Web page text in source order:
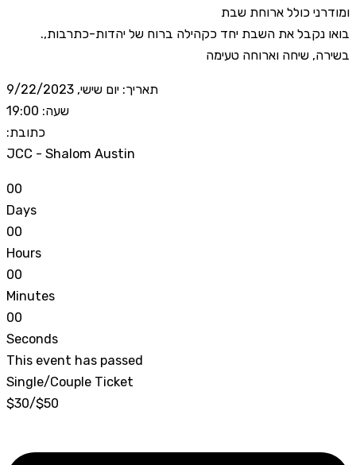
ומודרני כולל ארוחת שבת
.בואו נקבל את השבת יחד כקהילה ברוח של יהדות-כתרבות,
בשירה, שיחה וארוחה טעימה
תאריך: יום שישי, 9/22/2023
שעה: 19:00
:כתובת
JCC - Shalom Austin
00
Days
00
Hours
00
Minutes
00
Seconds
This event has passed
Single/Couple Ticket
$30/$50